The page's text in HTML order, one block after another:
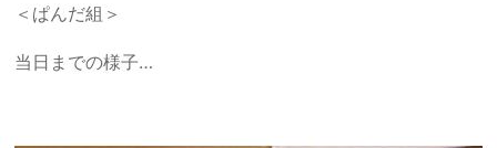
＜ぱんだ組＞
当日までの様子…